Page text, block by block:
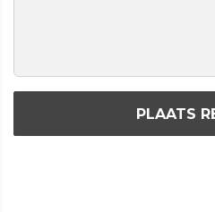
PLAATS